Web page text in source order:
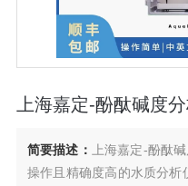
上海嘉定-酚酞碱度
简要描述：
上海嘉定-酚酞
操作且精确度高的水质分析